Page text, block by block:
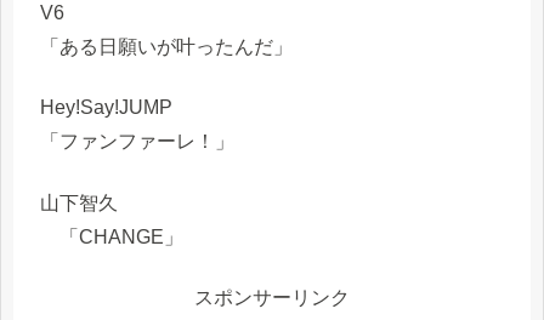
V6
「ある日願いが叶ったんだ」
Hey!Say!JUMP
「ファンファーレ！」
山下智久
「CHANGE」
スポンサーリンク